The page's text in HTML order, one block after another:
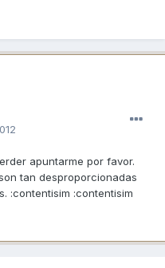
apuntarme por favor.
tan desproporcionadas
:contentisim :contentisim